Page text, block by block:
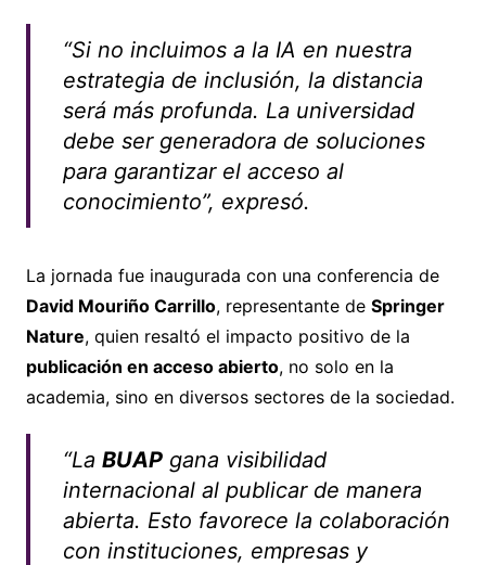
“Si no incluimos a la IA en nuestra
estrategia de inclusión, la distancia
será más profunda. La universidad
debe ser generadora de soluciones
para garantizar el acceso al
conocimiento”, expresó.
La jornada fue inaugurada con una conferencia de
David Mouriño Carrillo, representante de Springer
Nature, quien resaltó el impacto positivo de la
publicación en acceso abierto, no solo en la
academia, sino en diversos sectores de la sociedad.
“La BUAPgana visibilidad
internacional al publicar de manera
abierta. Esto favorece la colaboración
con instituciones, empresas y